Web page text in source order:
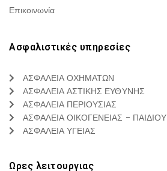
Επικοινωνία
Ασφαλιστικές υπηρεσίες
ΑΣΦΑΛΕΙΑ ΟΧΗΜΑΤΩΝ
ΑΣΦΑΛΕΙΑ ΑΣΤΙΚΗΣ ΕΥΘΥΝΗΣ
ΑΣΦΑΛΕΙΑ ΠΕΡΙΟΥΣΙΑΣ
ΑΣΦΑΛΕΙΑ ΟΙΚΟΓΕΝΕΙΑΣ - ΠΑΙΔΙΟΥ
ΑΣΦΑΛΕΙΑ ΥΓΕΙΑΣ
Ωρες λειτουργιας